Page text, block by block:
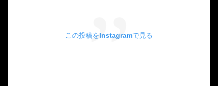
この投稿をInstagramで見る